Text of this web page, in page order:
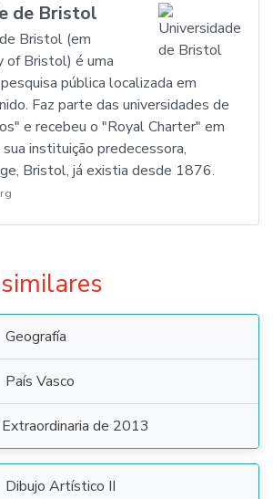
de Bristol
Bristol (em
of Bristol) é uma
pública localizada em
Faz parte das universidades de
e recebeu o "Royal Charter" em
instituição predecessora,
Bristol, já existia desde 1876.
Geografía
País Vasco
Extraordinaria de 2013
Dibujo Artístico II